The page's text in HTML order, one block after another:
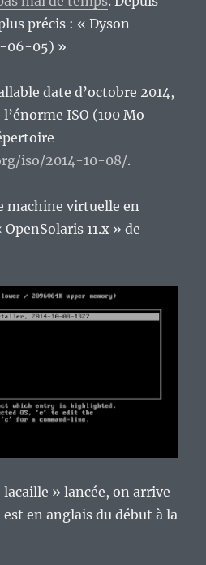
précis : « Dyson
06-05) »
date d’octobre 2014,
ISO (100 Mo
iso/2014-10-08/.
machine virtuelle en
11.x » de
» lancée, on arrive
en anglais du début à la